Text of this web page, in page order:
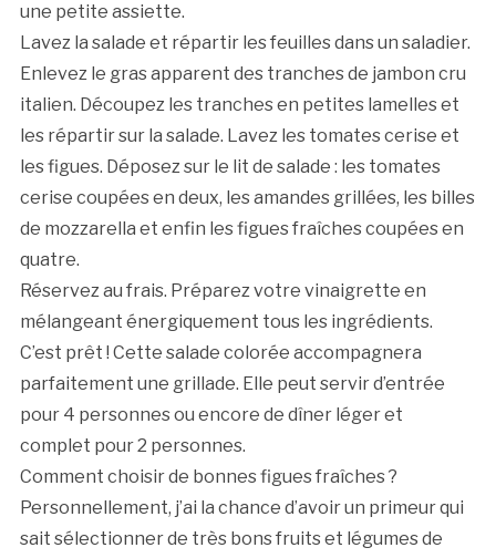
une petite assiette.
Lavez la salade et répartir les feuilles dans un saladier.
Enlevez le gras apparent des tranches de jambon cru
italien. Découpez les tranches en petites lamelles et
les répartir sur la salade. Lavez les tomates cerise et
les figues. Déposez sur le lit de salade : les tomates
cerise coupées en deux, les amandes grillées, les billes
de mozzarella et enfin les figues fraîches coupées en
quatre.
Réservez au frais. Préparez votre vinaigrette en
mélangeant énergiquement tous les ingrédients.
C’est prêt ! Cette salade colorée accompagnera
parfaitement une grillade. Elle peut servir d’entrée
pour 4 personnes ou encore de dîner léger et
complet pour 2 personnes.
Comment choisir de bonnes figues fraîches ?
Personnellement, j’ai la chance d’avoir un primeur qui
sait sélectionner de très bons fruits et légumes de